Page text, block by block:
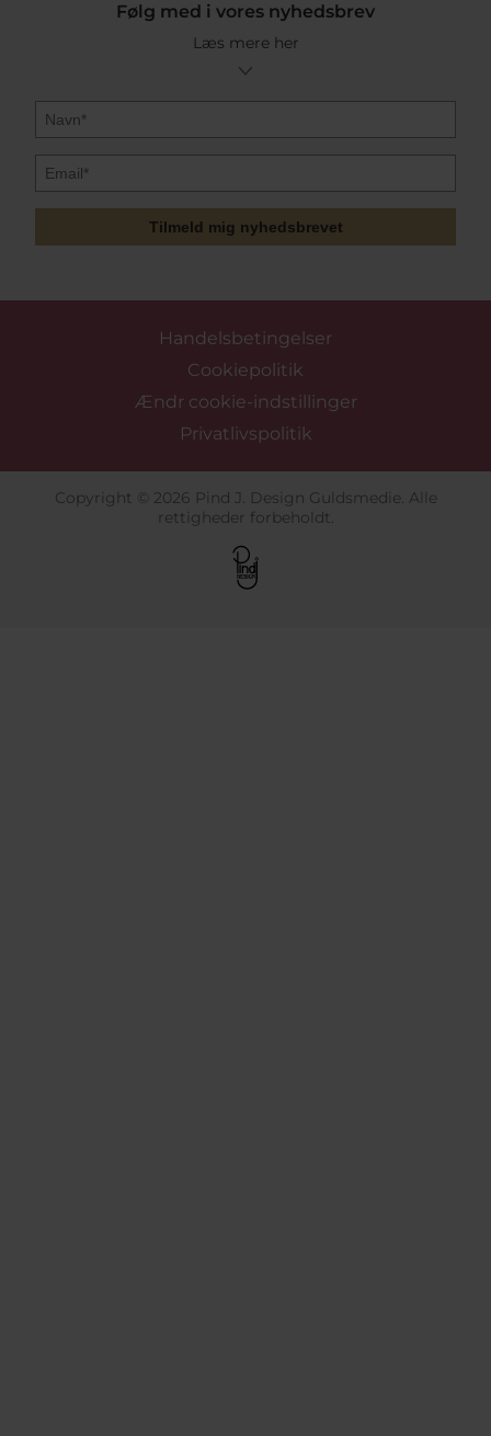
Følg med i vores nyhedsbrev
Læs mere her
Tilmeld mig nyhedsbrevet
Handelsbetingelser
Cookiepolitik
Ændr cookie-indstillinger
Privatlivspolitik
Copyright © 2026 Pind J. Design Guldsmedie. Alle
rettigheder forbeholdt.